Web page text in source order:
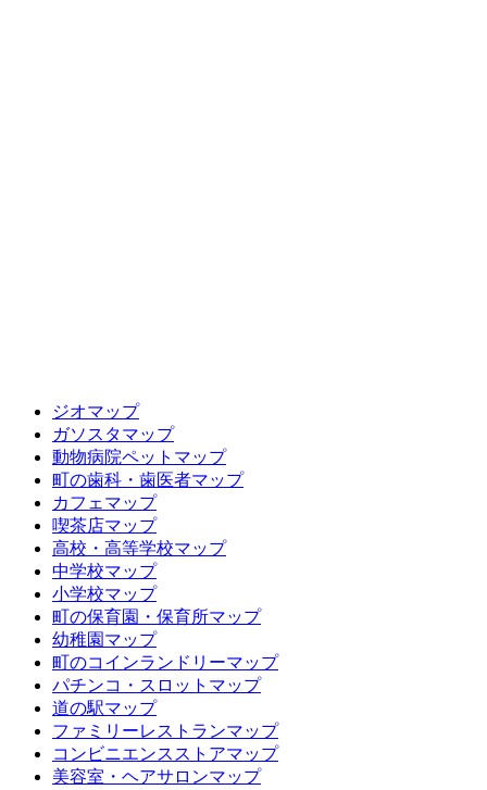
ジオマップ
ガソスタマップ
動物病院ペットマップ
町の歯科・歯医者マップ
カフェマップ
喫茶店マップ
高校・高等学校マップ
中学校マップ
小学校マップ
町の保育園・保育所マップ
幼稚園マップ
町のコインランドリーマップ
パチンコ・スロットマップ
道の駅マップ
ファミリーレストランマップ
コンビニエンスストアマップ
美容室・ヘアサロンマップ